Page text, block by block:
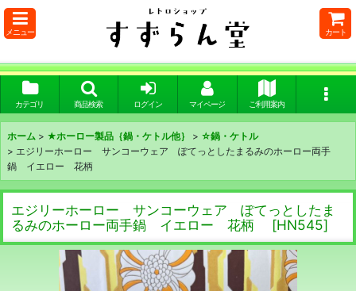
メニュー カート
カテゴリ 商品検索 ログイン マイページ ご利用案内
ホーム > ★ホーロー製品｛鍋・ケトル他｝ > ☆鍋・ケトル
> エジリーホーロー サンコーウェア ぽてっとしたまるみのホーロー両手
鍋 イエロー 花柄
エジリーホーロー サンコーウェア ぽてっとしたま
るみのホーロー両手鍋 イエロー 花柄
[HN545]